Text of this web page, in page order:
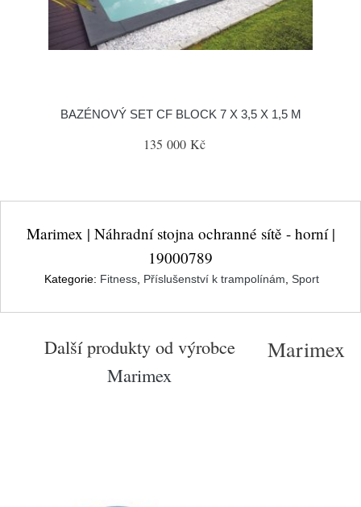
BAZÉNOVÝ SET CF BLOCK 7 X 3,5 X 1,5 M
135 000 Kč
Marimex | Náhradní stojna ochranné sítě - horní |
19000789
Kategorie: Fitness, Příslušenství k trampolínám Sport
Další produkty od výrobce
Marimex
Marimex